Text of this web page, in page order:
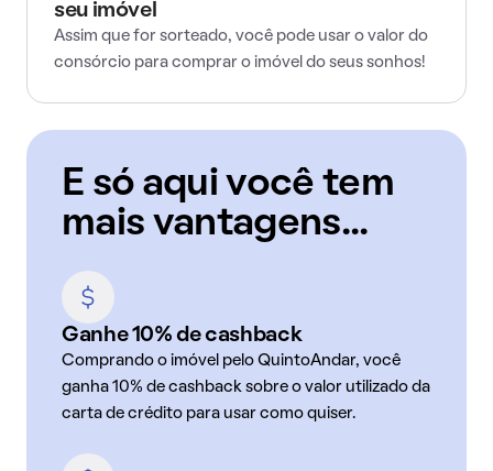
seu imóvel
Assim que for sorteado, você pode usar o valor do
consórcio para comprar o imóvel do seus sonhos!
E só aqui você tem
mais vantagens...
Ganhe 10% de cashback
Comprando o imóvel pelo QuintoAndar, você
ganha 10% de cashback sobre o valor utilizado da
carta de crédito para usar como quiser.